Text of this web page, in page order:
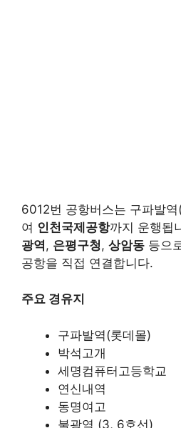
6012번 공항버스는 구파발
여 인천국제공항까지 운행됩
광역, 은평구청, 상암동 등으
공항을 직접 연결합니다.
주요 경유지
구파발역(롯데몰)​
박석고개​
세명컴퓨터고등학교​
연신내역​
동명여고​
불광역 (3, 6호선)​